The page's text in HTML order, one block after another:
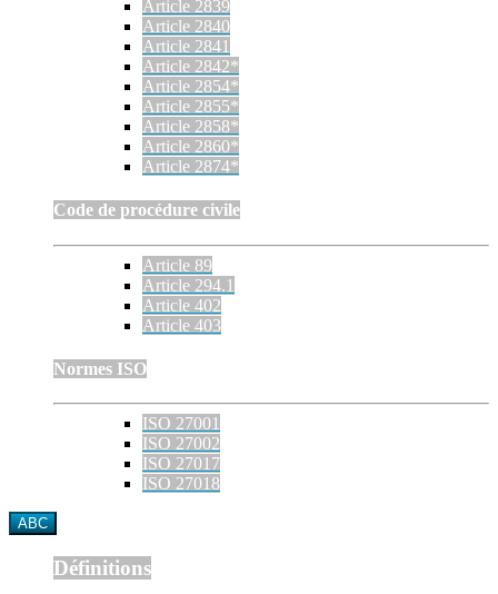
Article 2839
Article 2840
Article 2841
Article 2842*
Article 2854*
Article 2855*
Article 2858*
Article 2860*
Article 2874*
Code de procédure civile
Article 89
Article 294.1
Article 402
Article 403
Normes ISO
ISO 27001
ISO 27002
ISO 27017
ISO 27018
ABC
Définitions